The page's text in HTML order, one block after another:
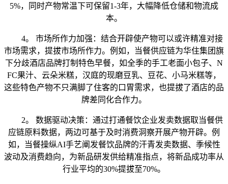
5%，同时产物常温下可保留1-3年，大幅降低仓储和物流成
本。
4。 市场所作力加强：结合开辟使产物可以或许精准对接
市场需求，提拔市场所作力。例如，当餐供应链为华住集团旗
下分歧酒店品牌打制特色早餐，如全季的手工老面小包子、N
FC果汁、云朵米糕，汉庭的现磨豆乳、豆花、小马米糕等，
这些特色产物不只满脚了住客的口胃需求，也提拔了酒店的品
牌差同化合作力。
2。 数据驱动决策：通过打通餐饮企业发卖数据取当餐供
应链原料数据，两边可基于及时消费洞察开展产物开辟。例
如，当餐操纵AI手艺阐发餐饮品牌的汗青发卖数据、季候性
波动及消费趋向，为新品研发供给精准指点，将新品成功率从
行业平均的30%提拔至70%。